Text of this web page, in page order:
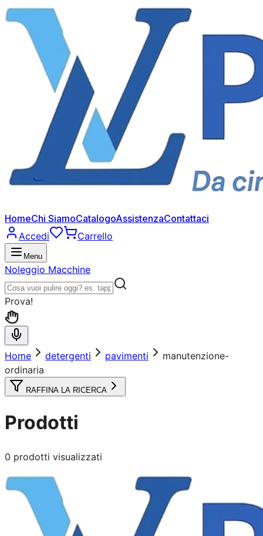
HomeChi SiamoCatalogoAssistenzaContattaci
Accedi
Carrello
Menu
Noleggio Macchine
Prova!
Home detergenti pavimenti
manutenzione-
ordinaria
RAFFINA LA RICERCA
Prodotti
0 prodotti visualizzati